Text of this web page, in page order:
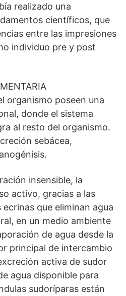
realizado una
científicos, que
entre las impresiones
individuo pre y post
organismo poseen una
donde el sistema
al resto del organismo.
sebácea,
insensible, la
activo, gracias a las
que eliminan agua
en un medio ambiente
de agua desde la
principal de intercambio
activa de sudor
agua disponible para
sudoríparas están